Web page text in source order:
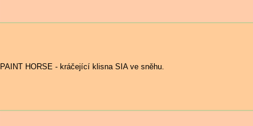
PAINT HORSE - kráčející klisna SIA ve sněhu.